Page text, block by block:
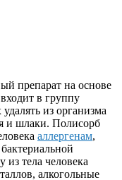
препарат на основе
в группу
из организма
и шлаки. Полисорб
аллергенам,
из тела человека
алкогольные